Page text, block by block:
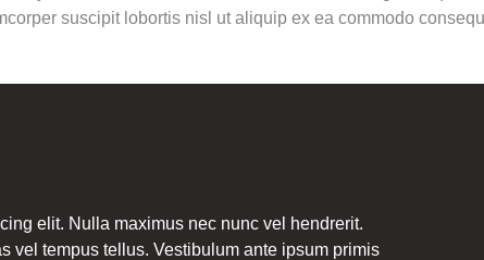
suscipit lobortis nisl ut aliquip ex ea commodo
elit. Nulla maximus nec nunc vel hendrerit.
vel tempus tellus. Vestibulum ante ipsum primis